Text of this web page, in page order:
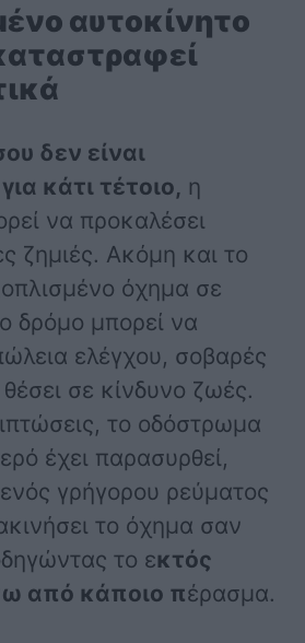
αυτοκίνητο
δεν είναι
κάτι τέτοιο, η
να προκαλέσει
ζημιές. Ακόμη και το
όχημα σε
δρόμο μπορεί να
ελέγχου, σοβαρές
σε κίνδυνο ζωές.
το οδόστρωμα
έχει παρασυρθεί,
γρήγορου ρεύματος
το όχημα σαν
το εκτός
από κάποιο πέρασμα.